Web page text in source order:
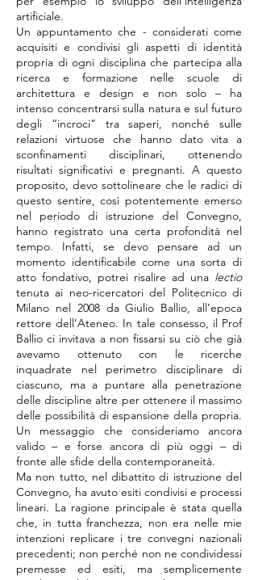
artificiale.
Un appuntamento che - considerati come
acquisiti e condivisi gli aspetti di identità
propria di ogni disciplina che partecipa alla
ricerca e formazione nelle scuole di
architettura e design e non solo – ha
intenso concentrarsi sulla natura e sul futuro
degli “incroci” tra saperi, nonché sulle
relazioni virtuose che hanno dato vita a
sconfinamenti disciplinari, ottenendo
risultati significativi e pregnanti. A questo
proposito, devo sottolineare che le radici di
questo sentire, così potentemente emerso
nel periodo di istruzione del Convegno,
hanno registrato una certa profondità nel
tempo. Infatti, se devo pensare ad un
momento identificabile come una sorta di
atto fondativo, potrei risalire ad una lectio
tenuta ai neo-ricercatori del Politecnico di
Milano nel 2008 da Giulio Ballio, all’epoca
rettore dell’Ateneo. In tale consesso, il Prof
Ballio ci invitava a non fissarsi su ciò che già
avevamo ottenuto con le ricerche
inquadrate nel perimetro disciplinare di
ciascuno, ma a puntare alla penetrazione
delle discipline altre per ottenere il massimo
delle possibilità di espansione della propria.
Un messaggio che consideriamo ancora
valido – e forse ancora di più oggi – di
fronte alle sfide della contemporaneità.
Ma non tutto, nel dibattito di istruzione del
Convegno, ha avuto esiti condivisi e processi
lineari. La ragione principale è stata quella
che, in tutta franchezza, non era nelle mie
intenzioni replicare i tre convegni nazionali
precedenti; non perché non ne condividessi
premesse ed esiti, ma semplicemente